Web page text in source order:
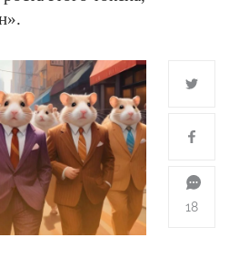
18